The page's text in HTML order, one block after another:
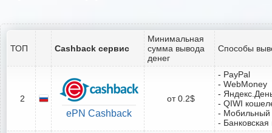
ТОП Cashback сервис
Минимальная
сумма вывода
денег
Способы
2
ePN Cashback
от 0.2$
- PayPal
- WebMoney
-
- QIWI
- Мобильный
-